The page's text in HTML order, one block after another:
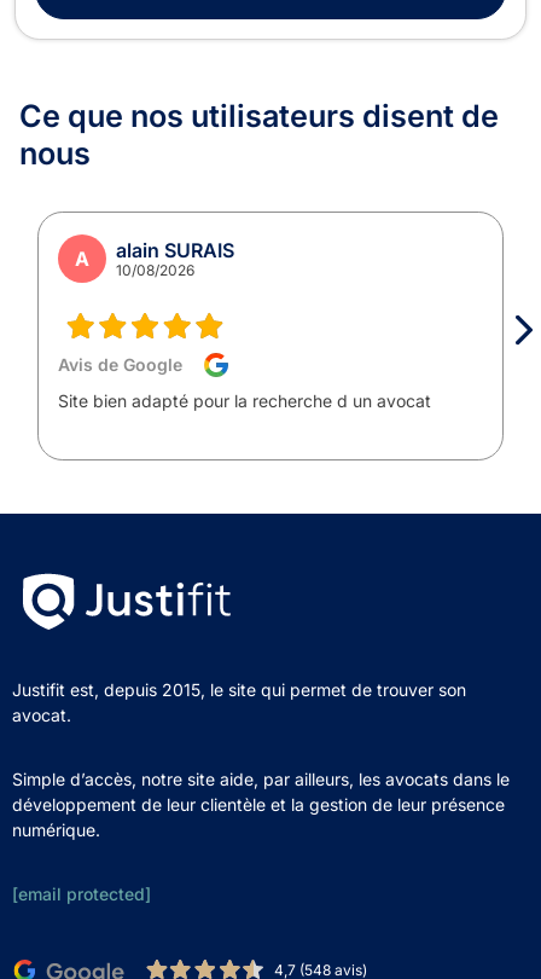
Ce que nos utilisateurs disent de
nous
A alain SURAIS
10/08/2026
Avis de Google
Site bien adapté pour la recherche d un avocat
Justifit est, depuis 2015, le site qui permet de trouver son
avocat.
Simple d’accès, notre site aide, par ailleurs, les avocats dans le
développement de leur clientèle et la gestion de leur présence
numérique.
[email protected]
4,7 (548 avis)